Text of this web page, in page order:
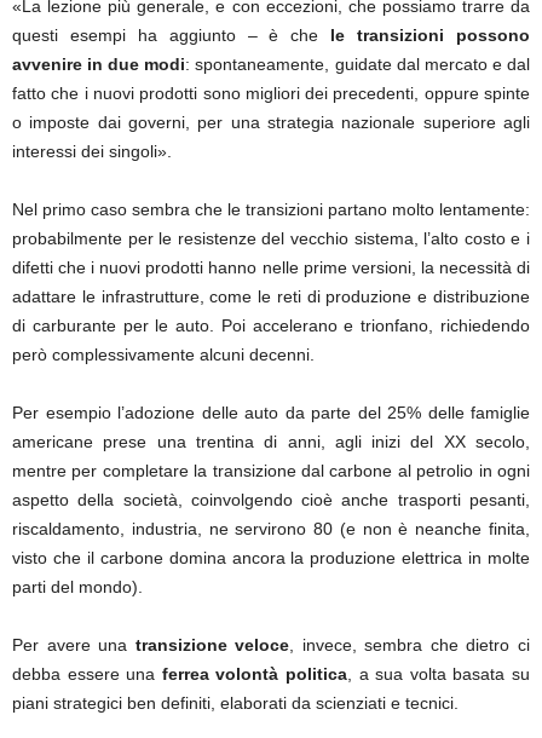
«La lezione più generale, e con eccezioni, che possiamo trarre da
questi esempi ha aggiunto – è che
le transizioni possono
avvenire in due modi: spontaneamente, guidate dal mercato e dal
fatto che i nuovi prodotti sono migliori dei precedenti, oppure spinte
o imposte dai governi, per una strategia nazionale superiore agli
interessi dei singoli».
Nel primo caso sembra che le transizioni partano molto lentamente:
probabilmente per le resistenze del vecchio sistema, l’alto costo e i
difetti che i nuovi prodotti hanno nelle prime versioni, la necessità di
adattare le infrastrutture, come le reti di produzione e distribuzione
di carburante per le auto. Poi accelerano e trionfano, richiedendo
però complessivamente alcuni decenni.
Per esempio l’adozione delle auto da parte del 25% delle famiglie
americane prese una trentina di anni, agli inizi del XX secolo,
mentre per completare la transizione dal carbone al petrolio in ogni
aspetto della società, coinvolgendo cioè anche trasporti pesanti,
riscaldamento, industria, ne servirono 80 (e non è neanche finita,
visto che il carbone domina ancora la produzione elettrica in molte
parti del mondo).
Per avere una transizione veloce , invece, sembra che dietro ci
debba essere una ferrea volontà politica , a sua volta basata su
piani strategici ben definiti, elaborati da scienziati e tecnici.